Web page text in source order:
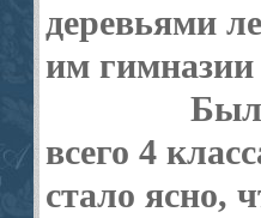
деревьями
им
всего 4
стало ясно,